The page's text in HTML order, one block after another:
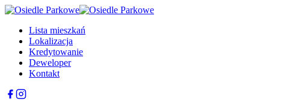
Lista mieszkań
Lokalizacja
Kredytowanie
Deweloper
Kontakt